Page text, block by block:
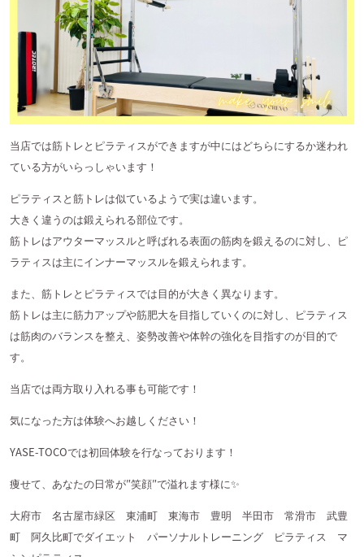
当店では筋トレとピラティスができますが中にはどちらにするか迷われ
ている方がいらっしゃいます！
ピラティスと筋トレは似ているようで実は違います。
大きく違うのは鍛えられる部位です。
筋トレはアウターマッスルと呼ばれる表面の筋肉を鍛えるのに対し、ピ
ラティスは主にインナーマッスルを鍛えられます。
また、筋トレとピラティスでは目的が大きく異なります。
筋トレは主に筋力アップや筋肥大を目指していくのに対し、ピラティス
は筋肉のバランスを整え、姿勢改善や体幹の強化を目指すのが目的で
す。
当店では両方取り入れる事も可能です！
気になった方は体験へお越しください！
YASE-TOCOでは初回体験を行なっております！
痩せて、あなたの日常が″笑顔″で溢れます様に✨
大府市 名古屋市緑区 東浦町 東海市 豊明 半田市 常滑市 武豊
町 阿久比町でダイエット パーソナルトレーニング ピラティス マ